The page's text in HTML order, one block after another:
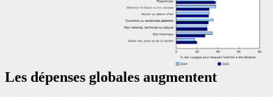
Les dépenses globales augmentent